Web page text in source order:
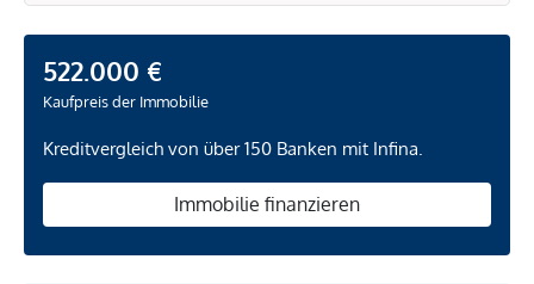
522.000 €
Kaufpreis der Immobilie
Kreditvergleich von über 150 Banken mit Infina.
Immobilie finanzieren